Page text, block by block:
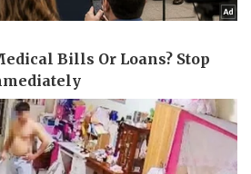
Quân sự - Quốc phòng
Việt Nam